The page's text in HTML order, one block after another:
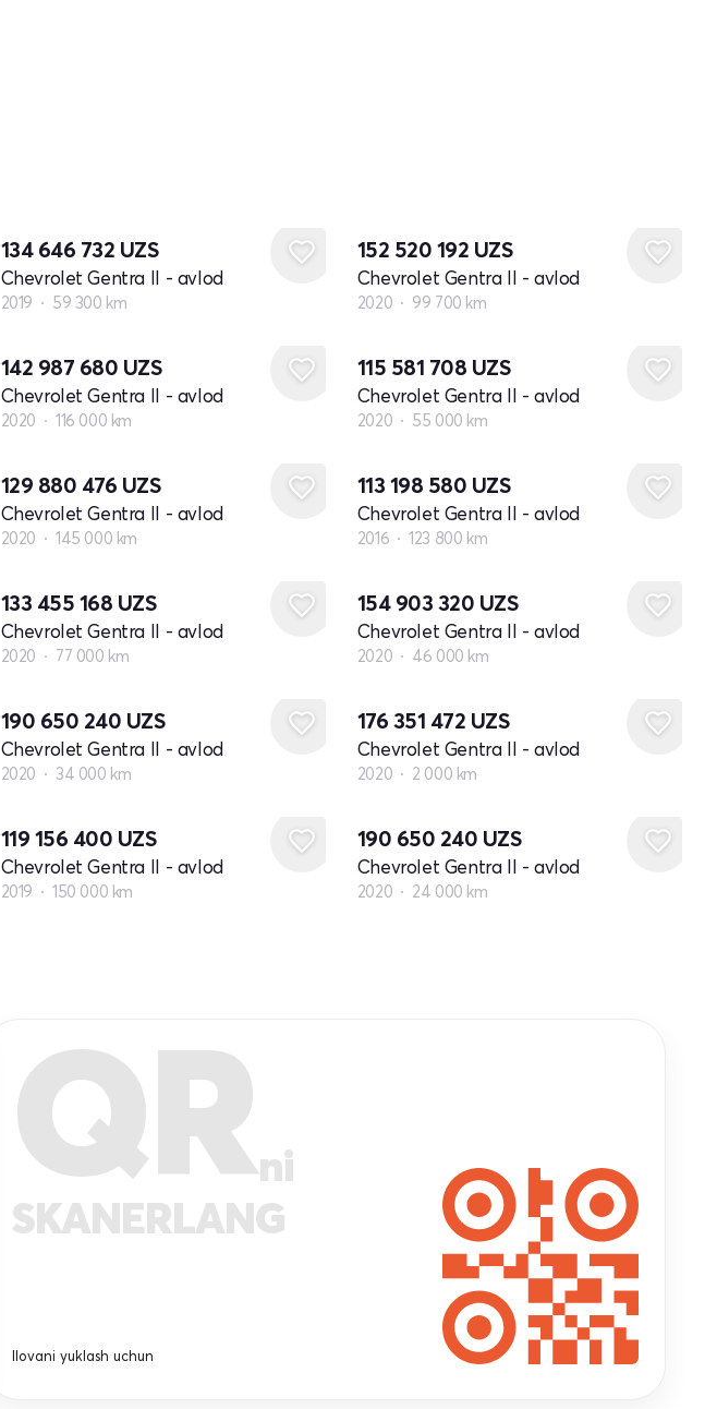
134 646 732 UZS
Chevrolet Gentra II - avlod
2019 59 300 km
152 520 192 UZS
Chevrolet Gentra II - avlod
2020 99 700 km
142 987 680 UZS
Chevrolet Gentra II - avlod
2020 116 000 km
115 581 708 UZS
Chevrolet Gentra II - avlod
2020 55 000 km
129 880 476 UZS
Chevrolet Gentra II - avlod
2020 145 000 km
113 198 580 UZS
Chevrolet Gentra II - avlod
2016 123 800 km
133 455 168 UZS
Chevrolet Gentra II - avlod
2020 77 000 km
154 903 320 UZS
Chevrolet Gentra II - avlod
2020 46 000 km
190 650 240 UZS
Chevrolet Gentra II - avlod
2020 34 000 km
176 351 472 UZS
Chevrolet Gentra II - avlod
2020 2 000 km
119 156 400 UZS
Chevrolet Gentra II - avlod
2019 150 000 km
190 650 240 UZS
Chevrolet Gentra II - avlod
2020 24 000 km
QRni
SKANERLANG
Ilovani yuklash uchun